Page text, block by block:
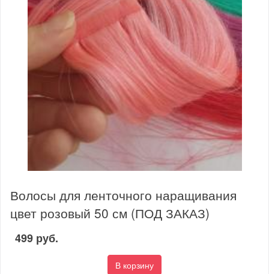
Волосы для ленточного наращивания
цвет розовый 50 см (ПОД ЗАКАЗ)
499 руб.
В корзину